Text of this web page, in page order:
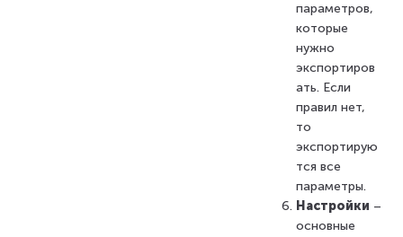
параметров,
которые
нужно
экспортиров
ать. Если
правил нет,
то
экспортирую
тся все
параметры.
Настройки –
основные